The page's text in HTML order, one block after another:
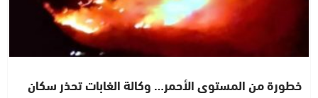
خطورة من المستوى الأحمر… وكالة الغابات تحذر سكان